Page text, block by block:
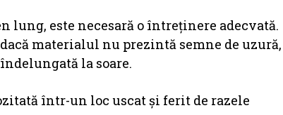
lung, este necesară o întreținere adecvată.
materialul nu prezintă semne de uzură,
la soare.
într-un loc uscat și ferit de razele